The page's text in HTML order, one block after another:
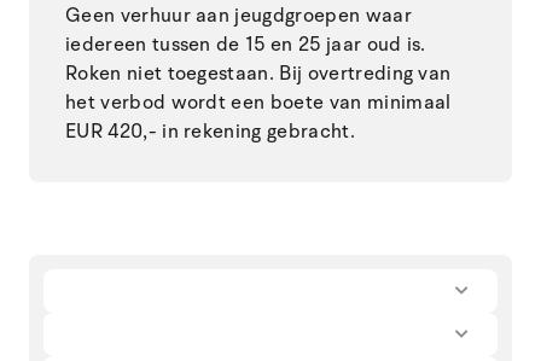
Geen verhuur aan jeugdgroepen waar
iedereen tussen de 15 en 25 jaar oud is.
Roken niet toegestaan. Bij overtreding van
het verbod wordt een boete van minimaal
EUR 420,- in rekening gebracht.